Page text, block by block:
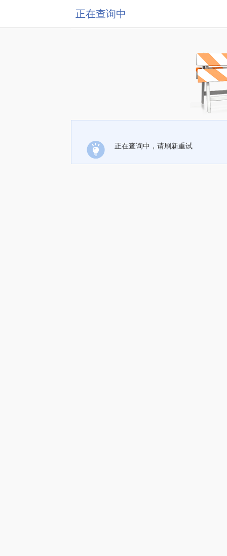
正在查询中
正在查询中，请刷新重试